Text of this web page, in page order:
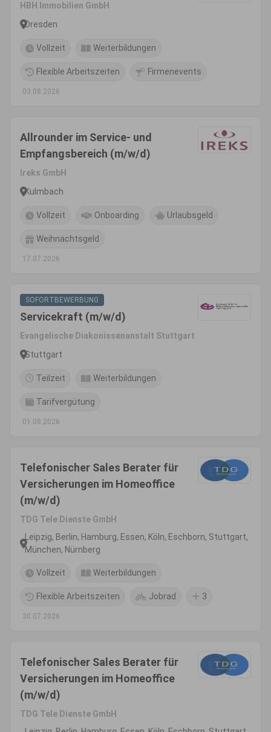
HBH Immobilien GmbH
Dresden
Vollzeit Weiterbildungen
Flexible Arbeitszeiten Firmenevents
03.08.2026
Allrounder im Service- und
Empfangsbereich (m/w/d)
Ireks GmbH
Kulmbach
Vollzeit Onboarding Urlaubsgeld
Weihnachtsgeld
17.07.2026
SOFORTBEWERBUNG
Servicekraft (m/w/d)
Evangelische Diakonissenanstalt Stuttgart
Stuttgart
Teilzeit Weiterbildungen
Tarifvergütung
01.08.2026
Telefonischer Sales Berater für
Versicherungen im Homeoffice
(m/w/d)
TDG Tele Dienste GmbH
Leipzig, Berlin, Hamburg, Essen, Köln, Eschborn, Stuttgart,
München, Nürnberg
Vollzeit Weiterbildungen
Flexible Arbeitszeiten Jobrad 3
30.07.2026
Telefonischer Sales Berater für
Versicherungen im Homeoffice
(m/w/d)
TDG Tele Dienste GmbH